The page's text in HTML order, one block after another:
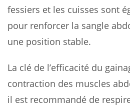
fessiers et les cuisses sont
pour renforcer la sangle
une position stable.
La clé de l’efficacité du
contraction des muscles
il est recommandé de